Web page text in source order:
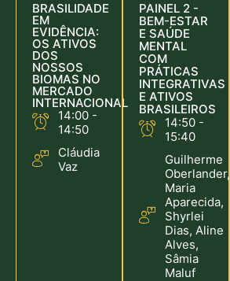
BRASILIDADE
EM
EVIDÊNCIA:
OS ATIVOS
DOS
NOSSOS
BIOMAS NO
MERCADO
INTERNACIONAL
14:00 -
14:50
Cláudia
Vaz
PAINEL 2 -
BEM-ESTAR
E SAÚDE
MENTAL
COM
PRÁTICAS
INTEGRATIVAS
E ATIVOS
BRASILEIROS
14:50 -
15:40
Guilherme
Oberlander,
Maria
Aparecida,
Shyrlei
Dias, Aline
Alves,
Sâmia
Maluf